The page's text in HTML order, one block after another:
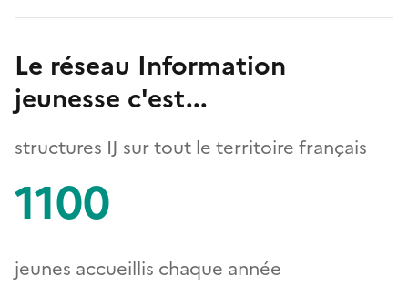
Le réseau Information
jeunesse c'est...
structures IJ sur tout le territoire français
1100
jeunes accueillis chaque année